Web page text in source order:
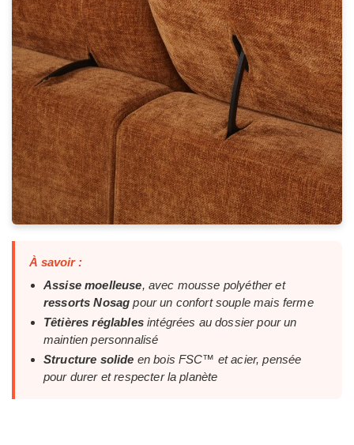
À savoir :
Assise moelleuse, avec mousse polyéther et
ressorts Nosag pour un confort souple mais ferme
Têtières réglablesintégrées au dossier pour un
maintien personnalisé
Structure solide en bois FSC™ et acier, pensée
pour durer et respecter la planète